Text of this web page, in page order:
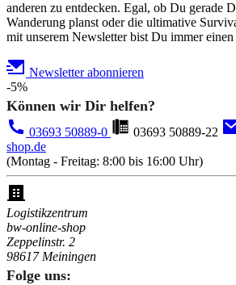
anderen zu entdecken. Egal, ob Du gerade
Wanderung planst oder die ultimative
mit unserem Newsletter bist Du immer
Newsletter abonnieren
-5%
Können wir Dir helfen?
03693 50889-0 03693 50889-22
shop.de
(Montag - Freitag: 8:00 bis 16:00 Uhr)
Logistikzentrum
bw-online-shop
Zeppelinstr. 2
98617 Meiningen
Folge uns: